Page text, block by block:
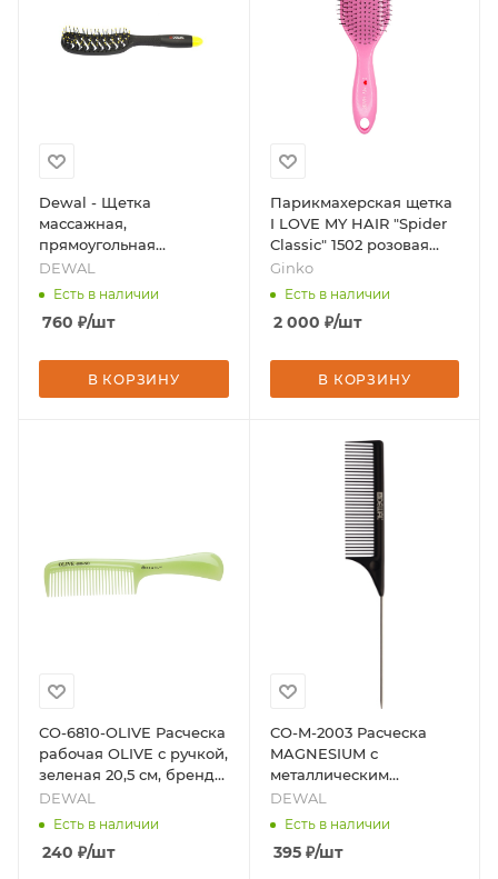
Dewal - Щетка
массажная,
прямоугольная
продувная, узкая,
пластиковый штифт, 8
DEWAL
Есть в наличии
760 ₽/шт
В КОРЗИНУ
Парикмахерская щетка
I LOVE MY HAIR "Spider
Classic" 1502 розовая
глянцевая L, бренд -
Ginko
Ginko
Есть в наличии
2 000 ₽/шт
В КОРЗИНУ
CO-6810-OLIVE Расческа
рабочая OLIVE с ручкой,
зеленая 20,5 см, бренд -
DEWAL
DEWAL
Есть в наличии
240 ₽/шт
CO-M-2003 Расческа
MAGNESIUM с
металлическим
хвостиком, черная 21.9
см, бренд - DEWAL
DEWAL
Есть в наличии
395₽/шт